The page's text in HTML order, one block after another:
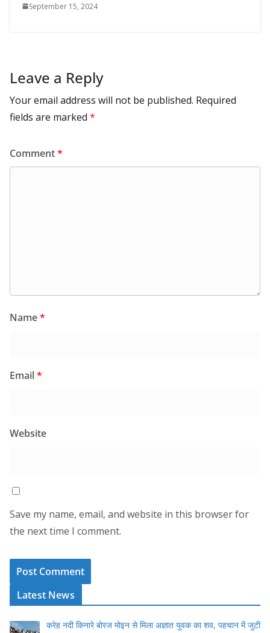
September 15, 2024
Leave a Reply
Your email address will not be published. Required
fields are marked *
Comment*
Name*
Email*
Website
Save my name, email, and website in this browser for
the next time I comment.
Latest News
करेह नदी किनारे बोरज मोइन से मिला अज्ञात युवक का शव, पहचान में जुटी